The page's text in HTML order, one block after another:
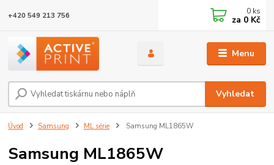
Menu
Vyhledat
+420 549 213 756 0 ks
za 0 Kč
Úvod Samsung ML série Samsung ML1865W
Samsung ML1865W